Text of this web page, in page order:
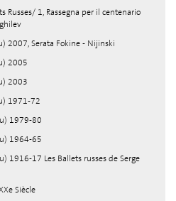
Russes/ 1, Rassegna per il centenario
2007, Serata Fokine - Nijinski
2005
2003
1971-72
1979-80
1964-65
1916-17 Les Ballets russes de Serge
Siècle